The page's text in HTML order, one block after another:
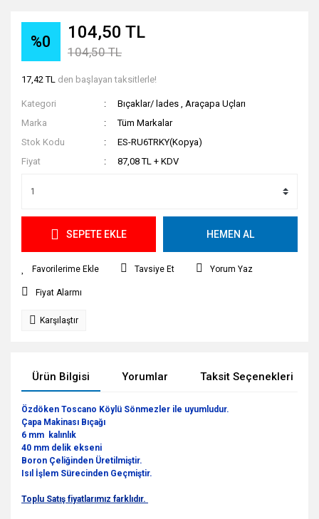
%0 104,50 TL
104,50 TL
17,42 TL den başlayan taksitlerle!
Kategori Bıçaklar/ lades ,Araçapa Uçları
Marka
Tüm Markalar
Stok Kodu
ES-RU6TRKY(Kopya)
Fiyat
87,08 TL + KDV
SEPETE EKLE HEMEN AL
Tavsiye Et Yorum Yaz
Fiyat Alarmı
Karşılaştır
Ürün Bilgisi Yorumlar Taksit Seçenekleri
Özdöken Toscano Köylü Sönmezler ile uyumludur.
Çapa Makinası Bıçağı
6 mm kalınlık
40 mm delik ekseni
Boron Çeliğinden Üretilmiştir.
Isıl İşlem Sürecinden Geçmiştir.
Toplu Satış fiyatlarımız farklıdır.